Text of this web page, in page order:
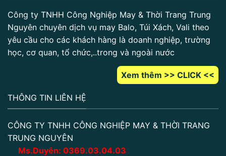
Công ty TNHH Công Nghiệp May & Thời Trang Trung
Nguyên chuyên dịch vụ may Balo, Túi Xách, Vali theo
yêu cầu cho các khách hàng là doanh nghiệp, trường
học, cơ quan, tổ chức,..trong và ngoài nước
Xem thêm >> CLICK <<
THÔNG TIN LIÊN HỆ
CÔNG TY TNHH CÔNG NGHIỆP MAY & THỜI TRANG
TRUNG NGUYÊN
Ms.Duyên: 0369.03.04.03